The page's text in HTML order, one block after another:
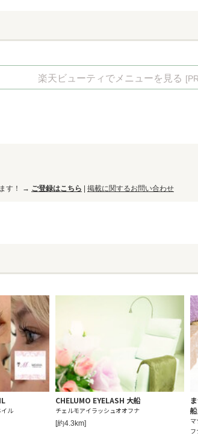
楽天ビューティでメニューを見る
す！ → ご登録はこちら | 掲載に関するお問い合わせ
ル
CHELUMO EYELASH 大船
チェルモアイラッシュオオフナ
[約4.3km]
フ